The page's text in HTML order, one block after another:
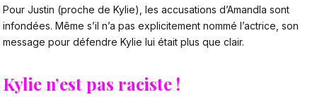
Pour Justin (proche de Kylie), les accusations d’Amandla sont
infondées. Même s’il n’a pas explicitement nommé l’actrice, son
message pour défendre Kylie lui était plus que clair.
Kylie n’est pas raciste !